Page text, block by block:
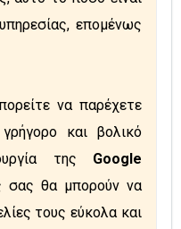
επομένως
να παρέχετε
και βολικό
της Google
σας θα μπορούν να
τους εύκολα και